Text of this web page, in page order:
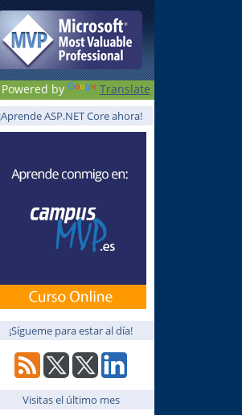
Powered by Translate
¡Aprende ASP.NET Core ahora!
¡Sígueme para estar al día!
Visitas el último mes